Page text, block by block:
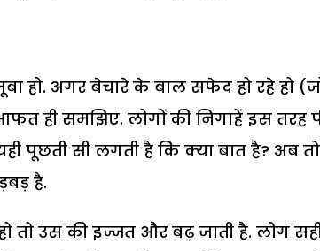
हो. अगर बेचारे के बाल सफेद हो रहे हो
ही समझिए. लोगों की निगाहें इस तरह
पूछती सी लगती है कि क्या बात है? अब तो
है.
तो उस की इज्जत और बढ़ जाती है. लोग